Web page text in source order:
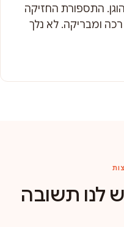
התספורת החזיקה
ומבריקה. לא נלך
לנו תשובה